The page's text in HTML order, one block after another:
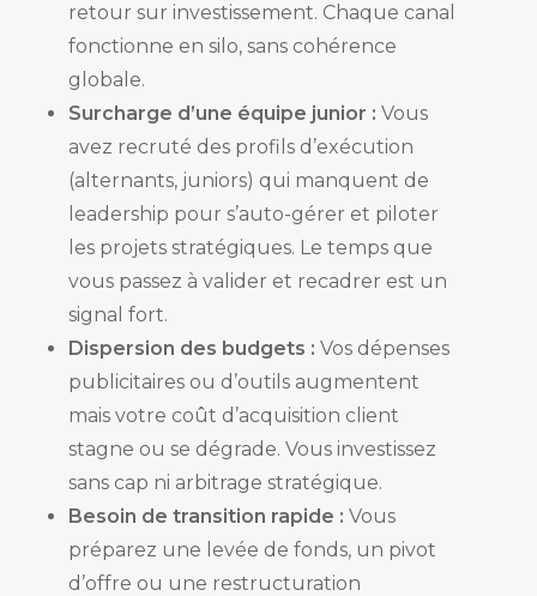
retour sur investissement. Chaque canal
fonctionne en silo, sans cohérence
globale.
Surcharge d’une équipe junior : Vous
avez recruté des profils d’exécution
(alternants, juniors) qui manquent de
leadership pour s’auto-gérer et piloter
les projets stratégiques. Le temps que
vous passez à valider et recadrer est un
signal fort.
Dispersion des budgets : Vos dépenses
publicitaires ou d’outils augmentent
mais votre coût d’acquisition client
stagne ou se dégrade. Vous investissez
sans cap ni arbitrage stratégique.
Besoin de transition rapide : Vous
préparez une levée de fonds, un pivot
d’offre ou une restructuration